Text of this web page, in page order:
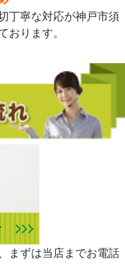
丁寧な対応が神戸市須
おります。
まずは当店までお電話